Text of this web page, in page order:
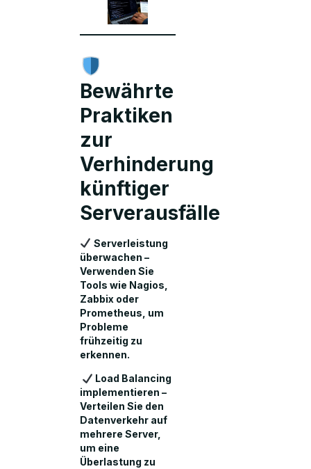
Bewährte
Praktiken
zur
Verhinderung
künftiger
Serverausfälle
Serverleistung
überwachen –
Verwenden Sie
Tools wie Nagios,
Zabbix oder
Prometheus, um
Probleme
frühzeitig zu
erkennen.
Load Balancing
implementieren –
Verteilen Sie den
Datenverkehr auf
mehrere Server,
um eine
Überlastung zu